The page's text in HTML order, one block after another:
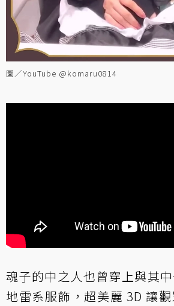
圖／YouTube @komaru0814
魂子的中之人也曾穿上與其
地雷系服飾，超美麗 3D 讓